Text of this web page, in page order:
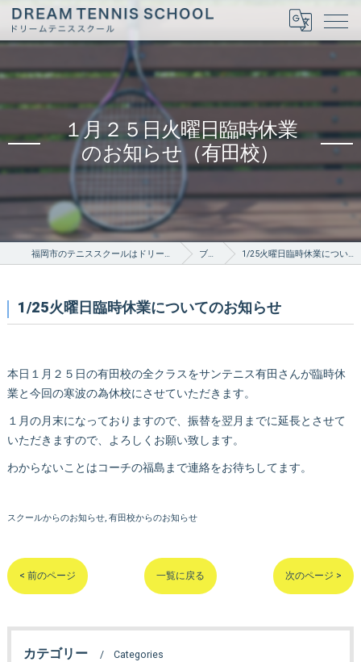
１月２５日火曜日臨時休業
のお知らせ（有田校）
福岡市のテニススクールはドリームテニススクール ブログ 1/25火曜日臨時休業についてのお知らせ
1/25火曜日臨時休業についてのお知らせ
本日１月２５日の有田校の全クラスをサンテニス有田さんが臨時休
業と今回の寒波の為休校にさせていただきます。
１月の月末になっておりますので、振替を翌月までに延長とさせて
いただきますので、よろしくお願い致します。
わからないことはコーチの福島まで連絡をお待ちしてます。
スクールからのお知らせ 有田校からのお知らせ
< 前のページ 一覧に戻る 次のページ >
カテゴリー Categories